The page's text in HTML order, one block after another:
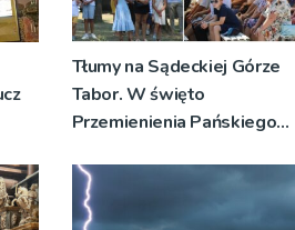
Tłumy na Sądeckiej Górze
Tabor. W święto
Przemienienia Pańskiego
znaczeniu Sakramentów
[ZDJĘCIA]